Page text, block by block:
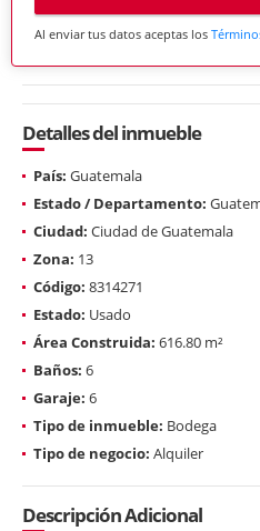
Al enviar tus datos aceptas los
Detalles del inmueble
País: Guatemala
Estado / Departamento:
Ciudad: Ciudad de Guatemala
Zona: 13
Código: 8314271
Estado: Usado
Área Construida: 616.80 m²
Baños: 6
Garaje: 6
Tipo de inmueble: Bodega
Tipo de negocio: Alquiler
Descripción Adicional